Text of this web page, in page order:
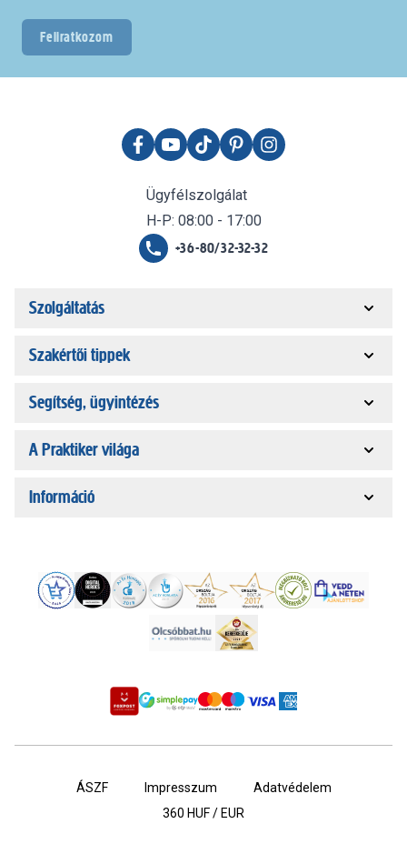
Feliratkozom
Ügyfélszolgálat
H-P: 08:00 - 17:00
+36-80/32-32-32
Szolgáltatás
Szakértői tippek
Segítség, ügyintézés
A Praktiker világa
Információ
ÁSZF Impresszum
Adatvédelem
360 HUF / EUR